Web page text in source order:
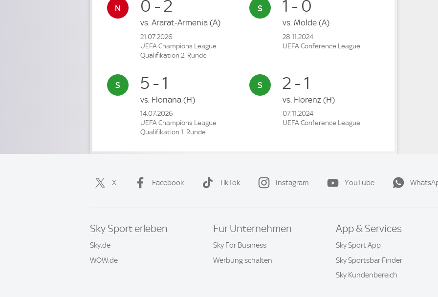
0 - 2
vs. Ararat-Armenia (A)
21.07.2026
UEFA Champions League
Qualifikation 2. Runde
5 - 1
vs. Floriana (H)
14.07.2026
UEFA Champions League
Qualifikation 1. Runde
1 - 0
vs. Molde (A)
28.11.2024
UEFA Conference League
2 - 1
vs. Florenz (H)
07.11.2024
UEFA Conference League
X Facebook TikTok Instagram YouTube
Sky Sport erleben
Sky.de
WOW.de
Für Unternehmen
Sky For Business
Werbung schalten
App & Services
Sky Sport App
Sky Sportsbar Finder
Sky Kundenbereich